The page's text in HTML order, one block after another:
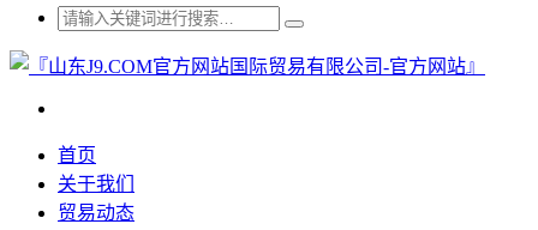
首页
关于我们
贸易动态